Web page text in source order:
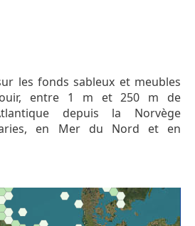
les fonds sableux et meubles
entre 1 m et 250 m de
depuis la Norvège
en Mer du Nord et en